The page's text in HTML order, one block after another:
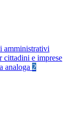
amministrativi
cittadini e imprese
analoga 2